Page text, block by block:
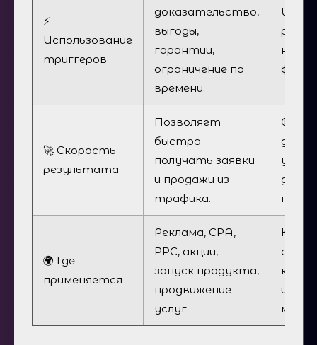
⚡
Использование
триггеров
доказательство,
выгоды,
гарантии,
ограничение по
времени.
реже
🚀 Скорость
результата
Позволяет
быстро
получать заявки
и продажи из
трафика.
🌍 Где
применяется
Реклама, CPA,
PPC, акции,
запуск продукта,
продвижение
услуг.